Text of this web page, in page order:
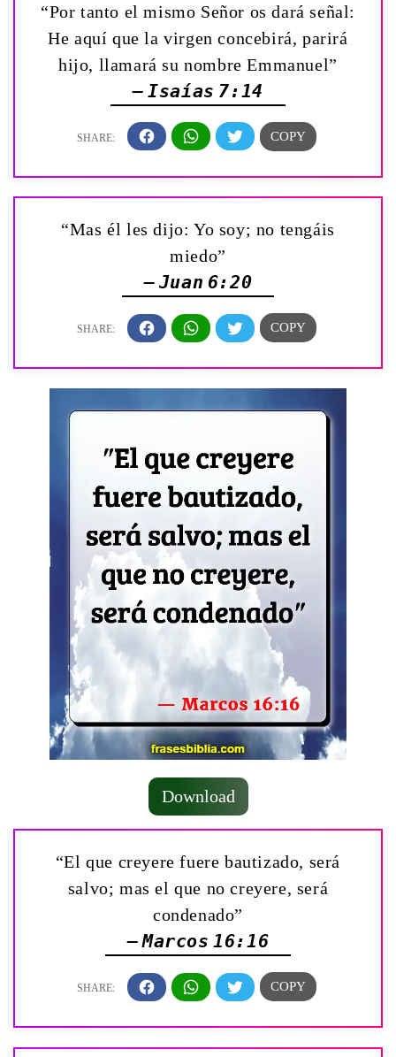
“Por tanto el mismo Señor os dará señal:
He aquí que la virgen concebirá, parirá
hijo, llamará su nombre Emmanuel”
— Isaías 7:14
“Mas él les dijo: Yo soy; no tengáis
miedo”
— Juan 6:20
Download
“El que creyere fuere bautizado, será
salvo; mas el que no creyere, será
condenado”
— Marcos 16:16